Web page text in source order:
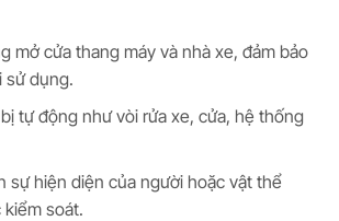
mở cửa thang máy và nhà xe, đảm bảo
sử dụng.
tự động như vòi rửa xe, cửa, hệ thống
sự hiện diện của người hoặc vật thể
soát.